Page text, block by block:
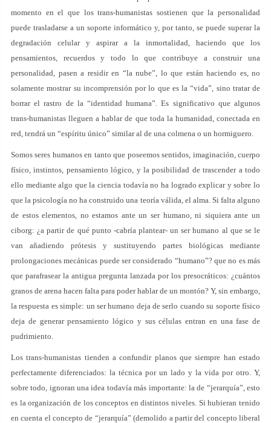
momento en el que los trans-humanistas sostienen que la personalidad
puede trasladarse a un soporte informático y, por tanto, se puede superar la
degradación celular y aspirar a la inmortalidad, haciendo que los
pensamientos, recuerdos y todo lo que contribuye a construir una
personalidad, pasen a residir en “la nube”, lo que están haciendo es, no
solamente mostrar su incomprensión por lo que es la “vida”, sino tratar de
borrar el rastro de la “identidad humana”. Es significativo que algunos
trans-humanistas lleguen a hablar de que toda la humanidad, conectada en
red, tendrá un “espíritu único” similar al de una colmena o un hormiguero.
Somos seres humanos en tanto que poseemos sentidos, imaginación, cuerpo
físico, instintos, pensamiento lógico, y la posibilidad de trascender a todo
ello mediante algo que la ciencia todavía no ha logrado explicar y sobre lo
que la psicología no ha construido una teoría válida, el alma. Si falta alguno
de estos elementos, no estamos ante un ser humano, ni siquiera ante un
ciborg: ¿a partir de qué punto -cabría plantear- un ser humano al que se le
van añadiendo prótesis y sustituyendo partes biológicas mediante
prolongaciones mecánicas puede ser considerado “humano”? que no es más
que parafrasear la antigua pregunta lanzada por los presocráticos: ¿cuántos
granos de arena hacen falta para poder hablar de un montón? Y, sin embargo,
la respuesta es simple: un ser humano deja de serlo cuando su soporte físico
deja de generar pensamiento lógico y sus células entran en una fase de
pudrimiento.
Los trans-humanistas tienden a confundir planos que siempre han estado
perfectamente diferenciados: la técnica por un lado y la vida por otro. Y,
sobre todo, ignoran una idea todavía más importante: la de “jerarquía”, esto
es la organización de los conceptos en distintos niveles. Si hubieran tenido
en cuenta el concepto de “jerarquía” (demolido a partir del concepto liberal